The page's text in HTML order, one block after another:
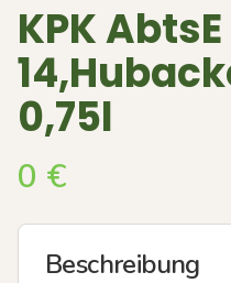
KPK AbtsE
0,75l
0 €
Beschreibung